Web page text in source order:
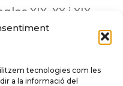
tecnologies com les
a la informació del
XIX, XX i XIX